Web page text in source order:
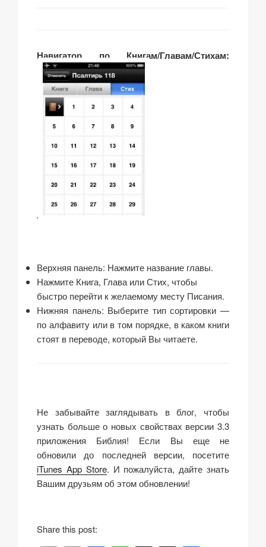
Навигатор по Книгам/Главам/Стихам:
Верхняя панель: Нажмите название главы.
Нажмите Книга, Глава или Стих, чтобы
быстро перейти к желаемому месту Писания.
Нижняя панель: Выберите тип сортировки —
по алфавиту или в том порядке, в каком книги
стоят в переводе, который Вы читаете.
Не забывайте заглядывать в блог, чтобы
узнать больше о новых свойствах версии 3.3
приложения Библия! Если Вы еще не
обновили до последней версии, посетите
iTunes App Store. И пожалуйста, дайте знать
Вашим друзьям об этом обновлении!
Share this post: